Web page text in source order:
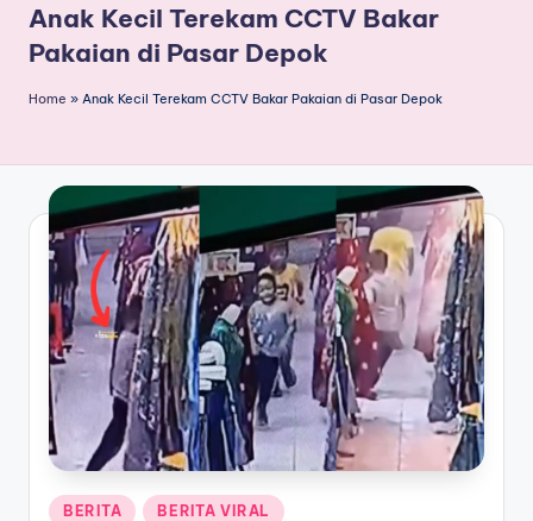
r
n
a
B
e
ri
t
a
T
e
r
k
Anak Kecil Terekam CCTV Bakar
Pakaian di Pasar Depok
Home » Anak Kecil Terekam CCTV Bakar Pakaian di Pasar Depok
Posted
BERITA BERITA VIRAL